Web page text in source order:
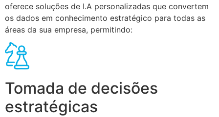
oferece soluções de I.A personalizadas que convertem
os dados em conhecimento estratégico para todas as
áreas da sua empresa, permitindo:
Tomada de decisões
estratégicas